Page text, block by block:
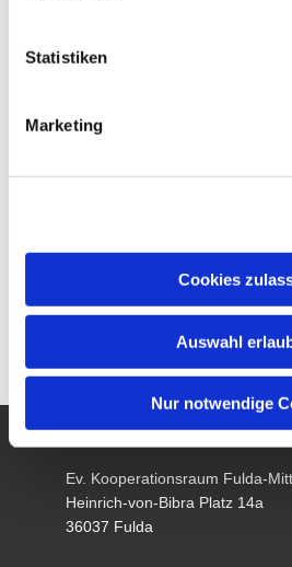
Statistiken
Marketing
Cookies
Auswahl
Nur notwendige
Ev. Kooperationsraum Fulda-
Heinrich-von-Bibra Platz 14a
36037 Fulda